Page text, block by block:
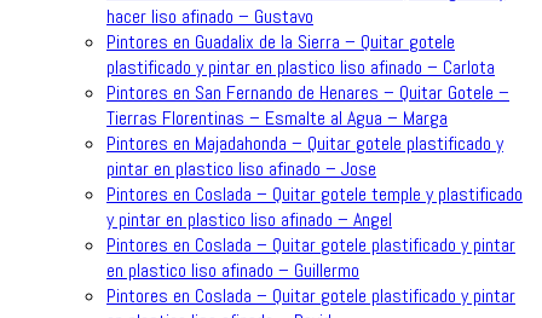
hacer liso afinado – Gustavo
Pintores en Guadalix de la Sierra – Quitar gotele
plastificado y pintar en plastico liso afinado – Carlota
Pintores en San Fernando de Henares – Quitar Gotele –
Tierras Florentinas – Esmalte al Agua – Marga
Pintores en Majadahonda – Quitar gotele plastificado y
pintar en plastico liso afinado – Jose
Pintores en Coslada – Quitar gotele temple y plastificado
y pintar en plastico liso afinado – Angel
Pintores en Coslada – Quitar gotele plastificado y pintar
en plastico liso afinado – Guillermo
Pintores en Coslada – Quitar gotele plastificado y pintar